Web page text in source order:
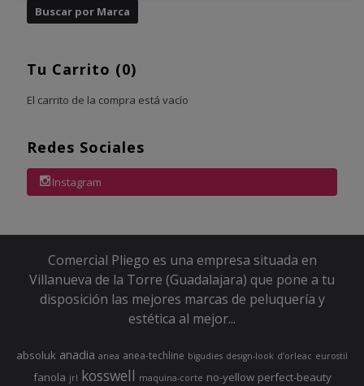
Tu Carrito (0)
El carrito de la compra está vacío
Redes Sociales
Instagram
Comercial Pliego es una empresa situada en
Villanueva de la Torre (Guadalajara) que pone a tu
disposición las mejores marcas de peluquería y
estética al mejor...
absoluk anadia anea anea-techline bigudies design-look d’orleac eurostil
fanola jrl kosswell maquina-corte no-yellow perfect-beauty